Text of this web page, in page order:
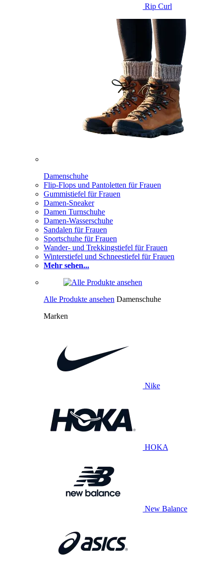
Rip Curl
Damenschuhe
Flip-Flops und Pantoletten für Frauen
Gummistiefel für Frauen
Damen-Sneaker
Damen Turnschuhe
Damen-Wasserschuhe
Sandalen für Frauen
Sportschuhe für Frauen
Wander- und Trekkingstiefel für Frauen
Winterstiefel und Schneestiefel für Frauen
Mehr sehen...
Alle Produkte ansehen Damenschuhe
Marken
Nike
HOKA
New Balance